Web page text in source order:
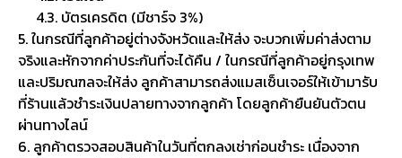
4.3. บัตรเครดิต (มีชาร์จ 3%)
5. ในกรณีที่ลูกค้าอยู่ต่างจังหวัดและให้ส่ง จะบวกเพิ่มค่าส่งตาม
จริงและหักจากค่าประกันที่จะได้คืน / ในกรณีที่ลูกค้าอยู่กรุงเทพ
และปริมณฑลจะให้ส่ง ลูกค้าสามารถส่งแมสเซ็นเจอร์ให้เข้ามารับ
ที่ร้านแล้วชำระเงินปลายทางจากลูกค้า โดยลูกค้ายืนยันตัวตน
ผ่านทางไลน์
6. ลูกค้าตรวจสอบสินค้าในวันที่ตกลงเช่าก่อนชำระ เนื่องจาก